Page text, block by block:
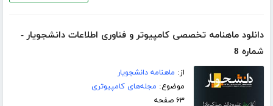
دانلود ماهنامه تخصصی کامپیوتر و فناوری اطلاعات دانشجویار -
شماره 8
از: ماهنامه دانشجویار
موضوع: مجله‌های کامپیوتری
۶۳ صفحه